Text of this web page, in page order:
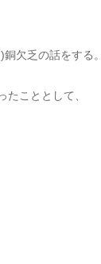
欠乏の話をする。
こととして、